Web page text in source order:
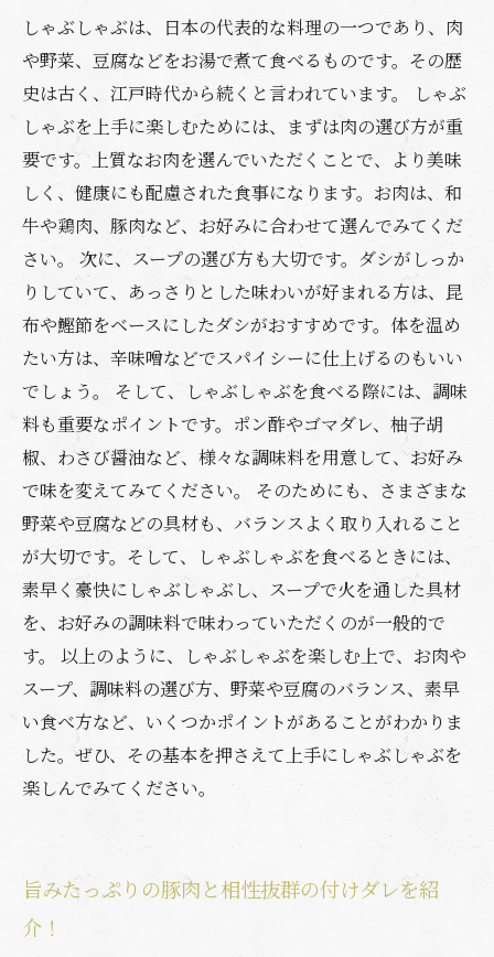
もおすすめ
しゃぶしゃぶは、日本の代表的な料理の一つであり、肉
や野菜、豆腐などをお湯で煮て食べるものです。その歴
史は古く、江戸時代から続くと言われています。 しゃぶ
しゃぶを上手に楽しむためには、まずは肉の選び方が重
要です。上質なお肉を選んでいただくことで、より美味
しく、健康にも配慮された食事になります。お肉は、和
牛や鶏肉、豚肉など、お好みに合わせて選んでみてくだ
さい。 次に、スープの選び方も大切です。ダシがしっか
りしていて、あっさりとした味わいが好まれる方は、昆
布や鰹節をベースにしたダシがおすすめです。体を温め
たい方は、辛味噌などでスパイシーに仕上げるのもいい
でしょう。 そして、しゃぶしゃぶを食べる際には、調味
料も重要なポイントです。ポン酢やゴマダレ、柚子胡
椒、わさび醤油など、様々な調味料を用意して、お好み
で味を変えてみてください。 そのためにも、さまざまな
野菜や豆腐などの具材も、バランスよく取り入れること
が大切です。そして、しゃぶしゃぶを食べるときには、
素早く豪快にしゃぶしゃぶし、スープで火を通した具材
を、お好みの調味料で味わっていただくのが一般的で
す。 以上のように、しゃぶしゃぶを楽しむ上で、お肉や
スープ、調味料の選び方、野菜や豆腐のバランス、素早
い食べ方など、いくつかポイントがあることがわかりま
した。ぜひ、その基本を押さえて上手にしゃぶしゃぶを
楽しんでみてください。
旨みたっぷりの豚肉と相性抜群の付けダレを紹
介！